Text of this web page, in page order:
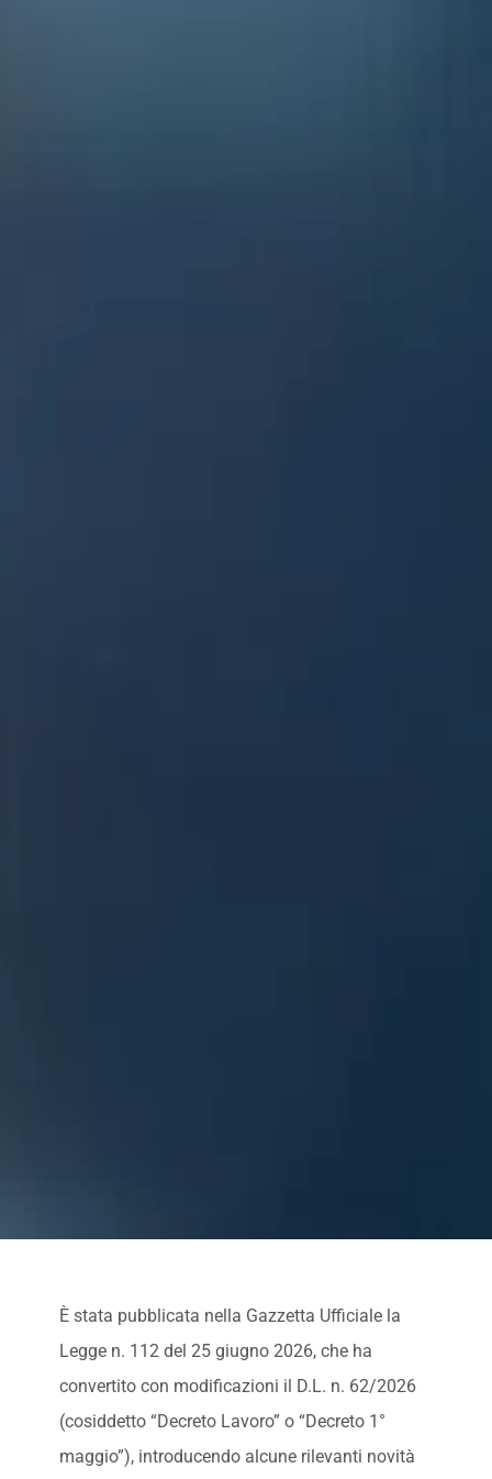
È stata pubblicata nella Gazzetta Ufficiale la
Legge n. 112 del 25 giugno 2026, che ha
convertito con modificazioni il D.L. n. 62/2026
(cosiddetto “Decreto Lavoro” o “Decreto 1°
maggio”), introducendo alcune rilevanti novità